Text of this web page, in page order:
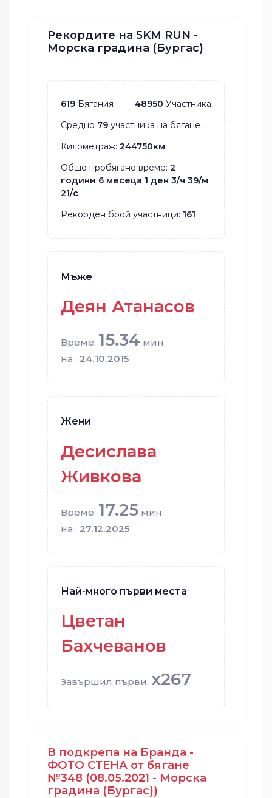
Рекордите на 5KM RUN -
Морска градина (Бургас)
619 Бягания 48950 Участника
Средно 79 участника на бягане
Километраж: 244750км
Общо пробягано време: 2
години 6 месеца 1 ден 3/ч 39/м
21/с
Рекорден брой участници: 161
Мъже
Деян Атанасов
Време: 15.34 мин.
на : 24.10.2015
Жени
Десислава
Живкова
Време: 17.25 мин.
на : 27.12.2025
Най-много първи места
Цветан
Бахчеванов
Завършил първи: x267
В подкрепа на Бранда -
ФОТО СТЕНА от бягане
№348 (08.05.2021 - Морска
градина (Бургас))